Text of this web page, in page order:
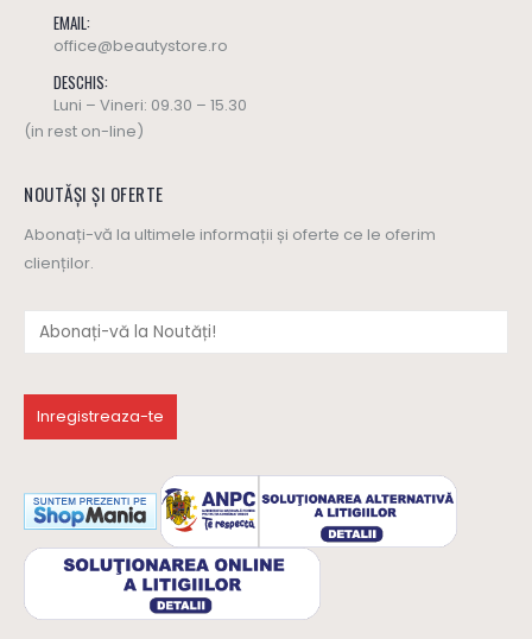
EMAIL:
office@beautystore.ro
DESCHIS:
Luni – Vineri: 09.30 – 15.30
(in rest on-line)
NOUTĂȘI ȘI OFERTE
Abonați-vă la ultimele informații și oferte ce le oferim
clienților.